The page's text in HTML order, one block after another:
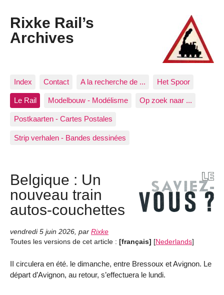
Rixke Rail’s
Archives
Index Contact A la recherche de ... Het Spoor
Le Rail Modelbouw - Modélisme Op zoek naar ...
Postkaarten - Cartes Postales
Strip verhalen - Bandes dessinées
Belgique : Un
nouveau train
autos-couchettes
vendredi 5 juin 2026, par Rixke
Toutes les versions de cet article : [français] [Nederlands]
II circulera en été. le dimanche, entre Bressoux et Avignon. Le
départ d’Avignon, au retour, s’effectuera le lundi.